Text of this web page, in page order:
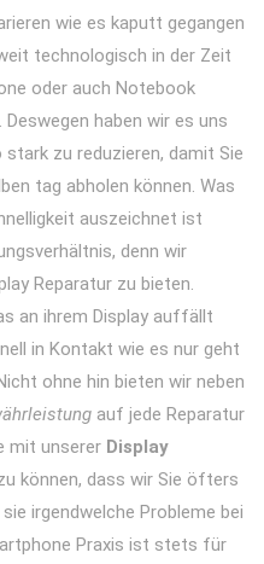
wie es kaputt gegangen
technologisch in der Zeit
oder auch Notebook
haben wir es uns
zu reduzieren, damit Sie
tag abholen können. Was
auszeichnet ist
denn wir
Reparatur zu bieten.
an ihrem Display auffällt
in Kontakt wie es nur geht
ohne hin bieten wir neben
auf jede Reparatur
mit unserer Display
können, dass wir Sie öfters
irgendwelche Probleme bei
Praxis ist stets für